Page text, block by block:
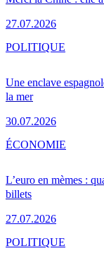
27.07.2026
Une enclave
la mer
30.07.2026
POLITIQUE
L’euro en mèmes :
billets
27.07.2026
ÉCONOMIE
POLITIQUE